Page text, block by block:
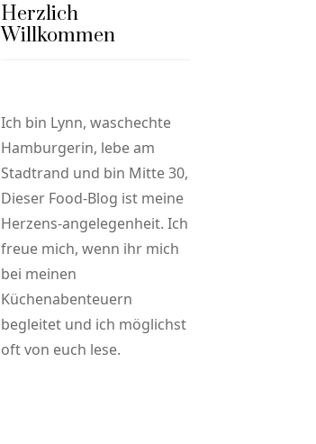
Herzlich
Willkommen
Ich bin Lynn, waschechte
Hamburgerin, lebe am
Stadtrand und bin Mitte 30,
Dieser Food-Blog ist meine
Herzens-angelegenheit. Ich
freue mich, wenn ihr mich
bei meinen
Küchenabenteuern
begleitet und ich möglichst
oft von euch lese.